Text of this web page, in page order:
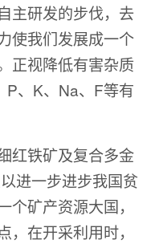
主研发的步伐，去
使我们发展成一个
正视降低有害杂质
P、K、Na、F等有
红铁矿及复合多金
进一步进步我国贫
矿产资源大国，
在开采利用时，